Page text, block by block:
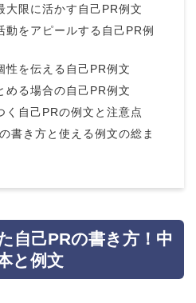
大限に活かす自己PR例文
動をアピールする自己PR例
性を伝える自己PR例文
める場合の自己PR例文
く自己PRの例文と注意点
書き方と使える例文の総ま
自己PRの書き方！中
と例文